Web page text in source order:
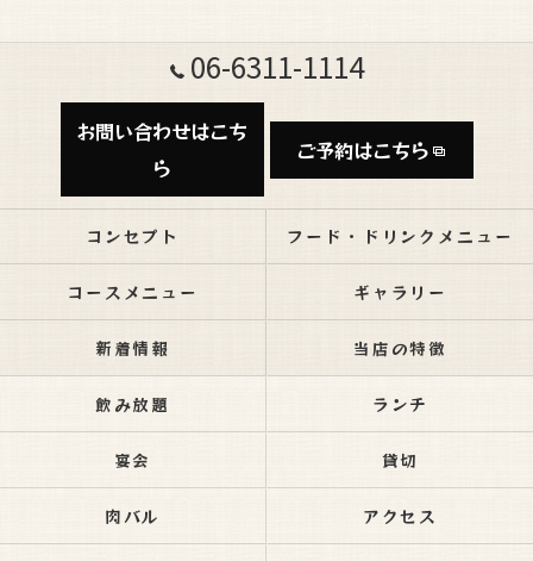
06-6311-1114
お問い合わせはこち
ら
ご予約はこちら
コンセプト フード・ドリンクメニュー
コースメニュー ギャラリー
新着情報 当店の特徴
飲み放題 ランチ
宴会 貸切
肉バル アクセス